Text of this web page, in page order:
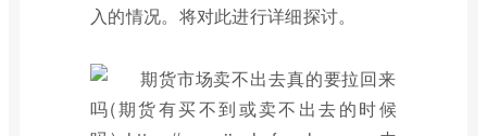
入的情况。将对此进行详细探讨。